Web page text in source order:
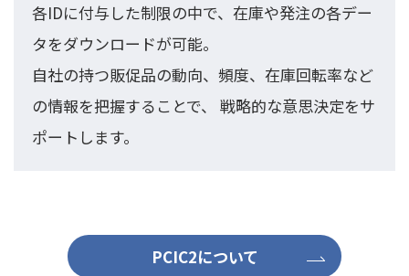
各IDに付与した制限の中で、在庫や発注の各デー
タをダウンロードが可能。
自社の持つ販促品の動向、頻度、在庫回転率など
の情報を把握することで、 戦略的な意思決定をサ
ポートします。
PCIC2について